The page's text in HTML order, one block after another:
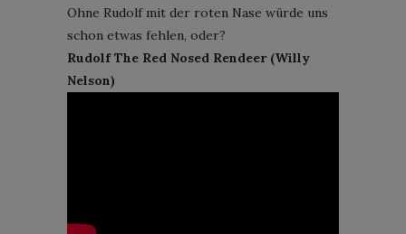
Ohne Rudolf mit der roten Nase würde uns
schon etwas fehlen, oder?
Rudolf The Red Nosed Rendeer (Willy
Nelson)